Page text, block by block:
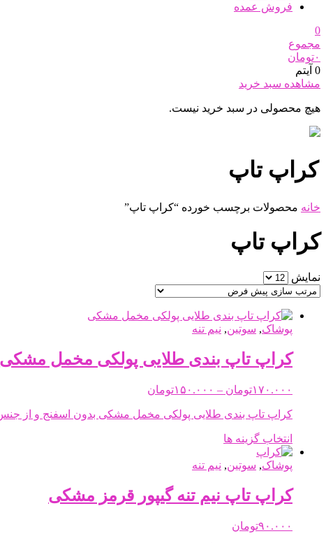
فروش عمده
0
مجموع
۰تومان
0 آیتم
مشاهده سبد خرید
هیچ محصولی در سبد خرید نیست.
کراپ تاپ
خانه محصولات برچسب خورده “کراپ تاپ”
کراپ تاپ
نمایش
پوشاک, سوتین, نیم تنه
کراپ تاپ بندی طلایی پولکی مخمل مشکی
۱۷۰.۰۰۰تومان – ۱۵۰.۰۰۰تومان
۱۵۰.۰۰۰تومان
کراپ تاپ بندی طلایی پولکی مخمل مشکی بدون اسفنج و از
انتخاب گزینه ها
دارای
مختلفی
می
پوشاک, سوتین, نیم تنه
کراپ تاپ نیم تنه گیپور قرمز مشکی
۹۰.۰۰۰تومان